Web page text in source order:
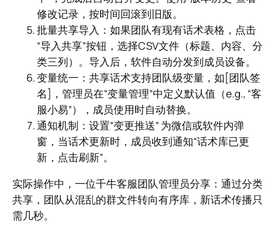
修改记录，按时间回滚到旧版。
批量共享导入：如果团队有现有话术表格，点击
“导入共享”按钮，选择CSV文件（标题、内容、分
类三列）。导入后，软件自动分发到成员设备。
变量统一：共享话术支持团队级变量，如[团队签
名]，管理员在“变量管理”中定义默认值（e.g., “客
服小易”），成员使用时自动替换。
通知机制：设置“变更推送” 为微信或软件内弹
窗，当话术更新时，成员收到通知“话术库已更
新，点击刷新”。
实际操作中，一位千牛客服团队管理员分享：通过分类
共享，团队从混乱的群文件转向有序库，新话术传播只
需几秒。